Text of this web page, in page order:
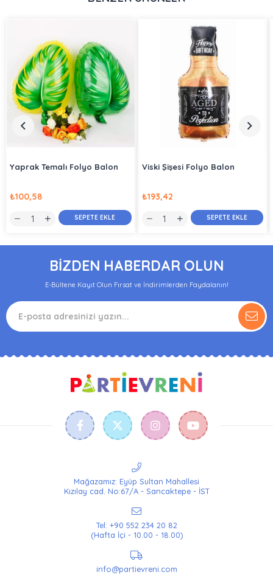
Yaprak Temalı Folyo Balon
₺100,58
SEPETE EKLE
Viski Şişesi Folyo Balon
₺193,42
SEPETE EKLE
BİZDEN HABERDAR OLUN
E-Bültene Kayıt Olun Fırsat ve İndirimlerden Faydalanın!
Mağazamız: Eyüp Sultan Mahallesi
Kızılay cad. No:67/A - Sancaktepe - İST
Tel: +90 552 234 20 82
(Hafta İçi - 10.00 - 18.00)
info@partievreni.com